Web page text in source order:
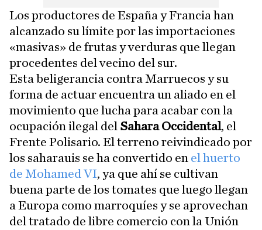
Los productores de España y Francia han
alcanzado su límite por las importaciones
«masivas» de frutas y verduras que llegan
procedentes del vecino del sur.
Esta beligerancia contra Marruecos y su
forma de actuar encuentra un aliado en el
movimiento que lucha para acabar con la
ocupación ilegal del Sahara Occidental, el
Frente Polisario. El terreno reivindicado por
los saharauis se ha convertido en el huerto
de Mohamed VI, ya que ahí se cultivan
buena parte de los tomates que luego llegan
a Europa como marroquíes y se aprovechan
del tratado de libre comercio con la Unión